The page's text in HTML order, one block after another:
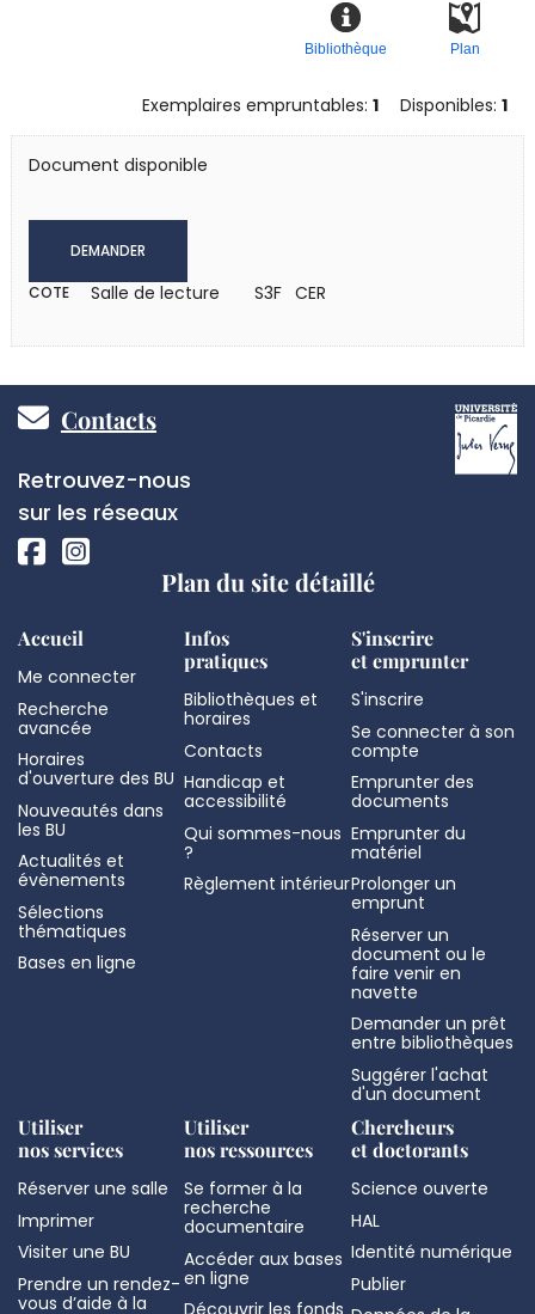
Plan
Bibliothèque
Exemplaires empruntables:1 Disponibles:1
Document disponible
DEMANDER
COTE Salle de lecture S3F CER
Pied
de
page
Contacts
Réseaux
sociaux
Retrouvez-nous
sur les réseaux
Plan du site détaillé
Accueil
Me connecter
Recherche
avancée
Horaires
d'ouverture des BU
Nouveautés dans
les BU
Actualités et
évènements
Sélections
thématiques
Bases en ligne
Infos
pratiques
Bibliothèques et
horaires
Contacts
Handicap et
accessibilité
Qui sommes-nous
?
Règlement intérieur
S'inscrire
et emprunter
S'inscrire
Se connecter à son
compte
Emprunter des
documents
Emprunter du
matériel
Prolonger un
emprunt
Réserver un
document ou le
faire venir en
navette
Demander un prêt
entre bibliothèques
Suggérer l'achat
d'un document
Utiliser
nos services
Réserver une salle
Imprimer
Visiter une BU
Prendre un rendez-
vous d’aide à la
Utiliser
nos ressources
Se former à la
recherche
documentaire
Accéder aux bases
en ligne
Chercheurs
et doctorants
Science ouverte
HAL
Identité numérique
Publier